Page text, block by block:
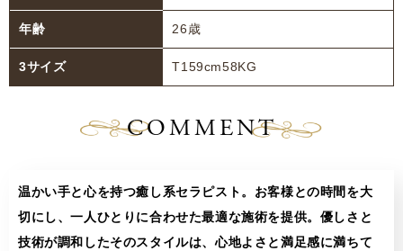
年齢 26歳
3サイズ T159cm58KG
COMMENT
温かい手と心を持つ癒し系セラピスト。お客様との時間を大
切にし、一人ひとりに合わせた最適な施術を提供。優しさと
技術が調和したそのスタイルは、心地よさと満足感に満ちて